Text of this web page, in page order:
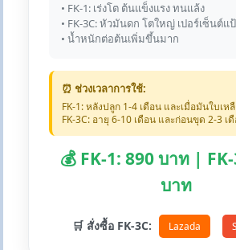
• FK-1: เร่งโต ต้นแข็งแรง ทนแล้ง
• FK-3C: หัวมันดก โตใหญ่ เปอร์เซ็นต์แ
• น้ำหนักต่อต้นเพิ่มขึ้นมาก
⏰ ช่วงเวลาการใช้:
FK-1: หลังปลูก 1-4 เดือน และเมื่อมันใบเห
FK-3C: อายุ 6-10 เดือน และก่อนขุด 2-3 เ
💰 FK-1: 890 บาท |
บาท
🛒 สั่งซื้อ FK-3C: Lazada